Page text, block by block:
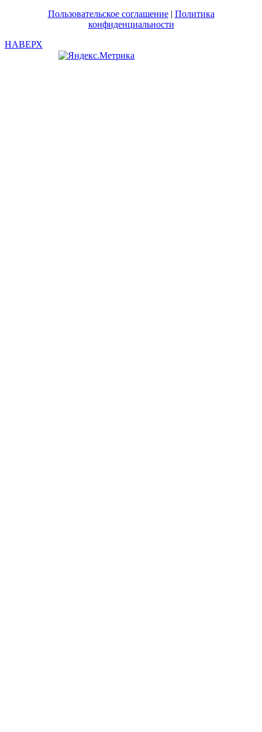
Пользовательское соглашение| Политика
конфиденциальности
НАВЕРХ